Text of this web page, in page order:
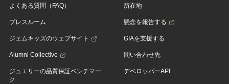
よくある質問（FAQ）
プレスルーム
ジェムキッズのウェブサイト
Alumni Collective
ジュエリーの品質保証ベンチマー
ク
所在地
懸念を報告する
GIAを支援する
問い合わせ先
デベロッパーAPI